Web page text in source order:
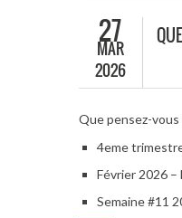
27
MAR
2026
Que pensez-
4eme
Février 2026
Semaine #11